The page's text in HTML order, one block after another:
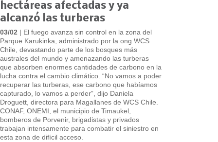
hectáreas afectadas y ya
alcanzó las turberas
03/02 | El fuego avanza sin control en la zona del
Parque Karukinka, administrado por la ong WCS
Chile, devastando parte de los bosques más
australes del mundo y amenazando las turberas
que absorben enormes cantidades de carbono en la
lucha contra el cambio climático. “No vamos a poder
recuperar las turberas, ese carbono que habíamos
capturado, lo vamos a perder”, dijo Daniela
Droguett, directora para Magallanes de WCS Chile.
CONAF, ONEMI, el municipio de Timaukel,
bomberos de Porvenir, brigadistas y privados
trabajan intensamente para combatir el siniestro en
esta zona de difícil acceso.